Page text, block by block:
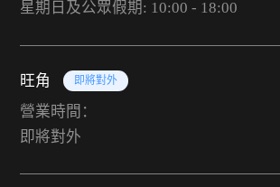
星期日及公眾假期: 10:00 - 18:00
旺角 即將對外
營業時間：
即將對外